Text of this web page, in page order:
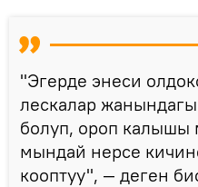
"Эгерде энеси
лескалар
болуп, ороп калышы
мындай нерсе
кооптуу", — деген